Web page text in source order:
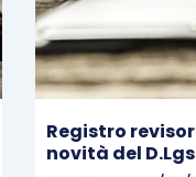
Registro
novità del